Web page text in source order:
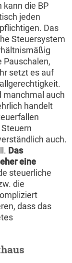
kann die BP
jeden
Das
Steuersystem
Pauschalen,
setzt es auf
manchmal auch
handelt
auch.
Das
eine
steuerliche
die
dass das